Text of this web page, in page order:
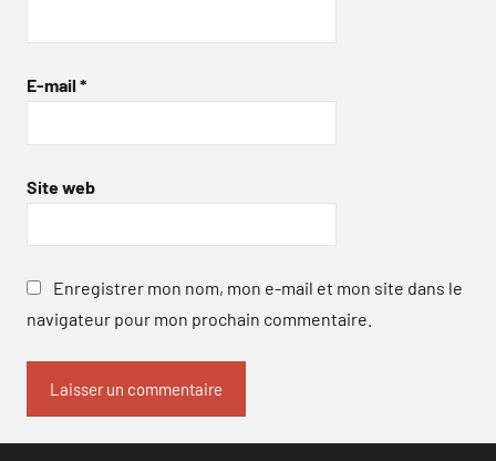
E-mail *
Site web
Enregistrer mon nom, mon e-mail et mon site dans le
navigateur pour mon prochain commentaire.